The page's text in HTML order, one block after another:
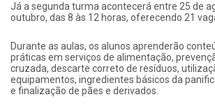
Já a segunda turma acontecerá entre 25 de
outubro, das 8 às 12 horas, oferecendo 21
Durante as aulas, os alunos aprenderão
práticas em serviços de alimentação,
cruzada, descarte correto de resíduos,
equipamentos, ingredientes básicos da
e finalização de pães e derivados.